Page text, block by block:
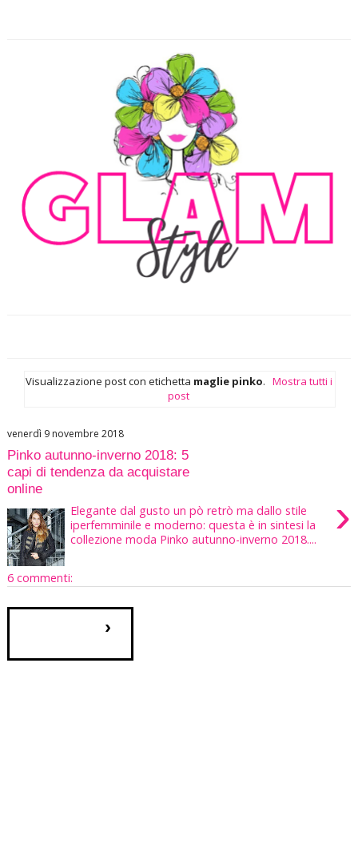
Visualizzazione post con etichetta maglie pinko. Mostra tutti i
post
venerdì 9 novembre 2018
Pinko autunno-inverno 2018: 5
capi di tendenza da acquistare
online
›
Elegante dal gusto un pò retrò ma dallo stile
iperfemminile e moderno: questa è in sintesi la
collezione moda Pinko autunno-inverno 2018....
6 commenti:
›